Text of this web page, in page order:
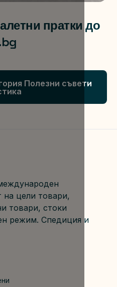
пратки до
Полезни съвети
на цели товари,
товари, стоки
режим. Спедиция и